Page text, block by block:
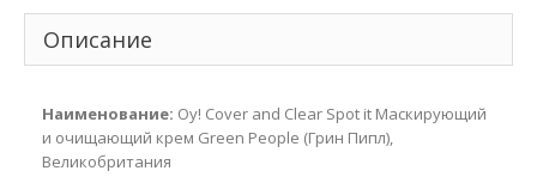
Описание
Наименование: Oy! Cover and Clear Spot it Маскирующий
и очищающий крем Green People (Грин Пипл),
Великобритания